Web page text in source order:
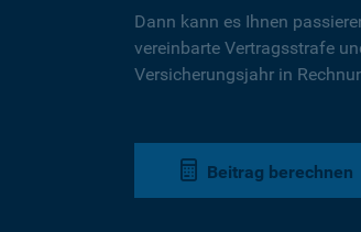
Dann kann es Ihnen
vereinbarte Vertragsstrafe
Versicherungsjahr in
Beitrag berechnen